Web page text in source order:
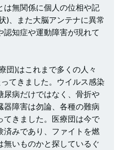
は無関係に個人の位相や記
)、また大脳アンテナに異常
知症や運動障害が現れて
団)はこれまで多くの人々
てきました。ウイルス感染
尿病だけではなく、骨折や
障害は勿論、各種の難病
てきました。医療団は今で
済みであり、ファイトを燃
いものかと探しているぐ